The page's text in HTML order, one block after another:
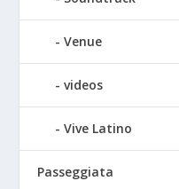
Venue
videos
Vive Latino
Passeggiata